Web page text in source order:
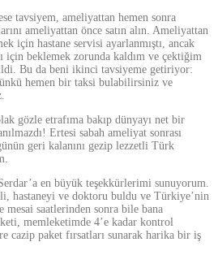
tavsiyem, ameliyattan hemen sonra
ameliyattan önce satın alın. Ameliyattan
için hastane servisi ayarlanmıştı, ancak
için beklemek zorunda kaldım ve çektiğim
Bu da beni ikinci tavsiyeme getiriyor:
hemen bir taksi bulabilirsiniz ve
gözle etrafıma bakıp dünyayı net bir
Ertesi sabah ameliyat sonrası
geri kalanını gezip lezzetli Türk
en büyük teşekkürlerimi sunuyorum.
hastaneyi ve doktoru buldu ve Türkiye’nin
mesai saatlerinden sonra bile bana
memleketimde 4’e kadar kontrol
cazip paket fırsatları sunarak harika bir iş